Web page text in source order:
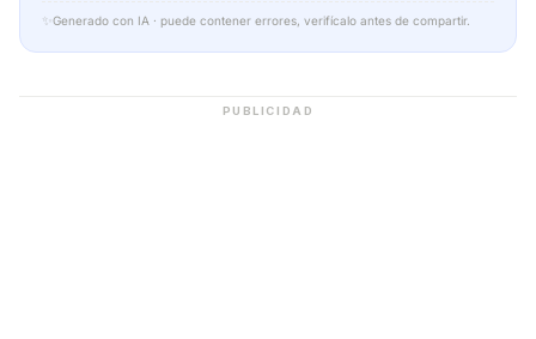
✨ Generado con IA · puede contener errores, verifícalo antes de compartir.
PUBLICIDAD